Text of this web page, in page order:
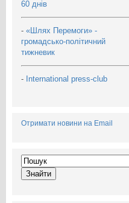
60 днів
- «Шлях Перемоги» -
громадсько-політичний
тижневик
- International press-club
Отримати новини на Email